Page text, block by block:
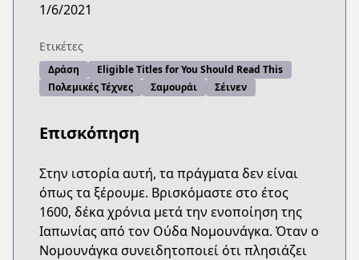
1/6/2021
Ετικέτες
Δράση
Eligible Titles for You Should Read This
Πολεμικές Τέχνες
Σαμουράι Σέινεν
Επισκόπηση
Στην ιστορία αυτή, τα πράγματα δεν είναι
όπως τα ξέρουμε. Βρισκόμαστε στο έτος
1600, δέκα χρόνια μετά την ενοποίηση της
Ιαπωνίας από τον Ούδα Νομουνάγκα. Όταν ο
Νομουνάγκα συνειδητοποιεί ότι πλησιάζει